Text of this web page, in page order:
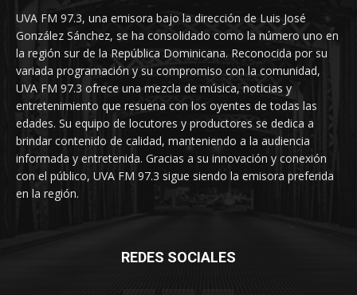
UVA FM 97.3, una emisora bajo la dirección de Luis José
González Sánchez, se ha consolidado como la número uno en
la región sur de la República Dominicana. Reconocida por su
variada programación y su compromiso con la comunidad,
UVA FM 97.3 ofrece una mezcla de música, noticias y
entretenimiento que resuena con los oyentes de todas las
edades. Su equipo de locutores y productores se dedica a
brindar contenido de calidad, manteniendo a la audiencia
informada y entretenida. Gracias a su innovación y conexión
con el público, UVA FM 97.3 sigue siendo la emisora preferida
en la región.
REDES SOCIALES